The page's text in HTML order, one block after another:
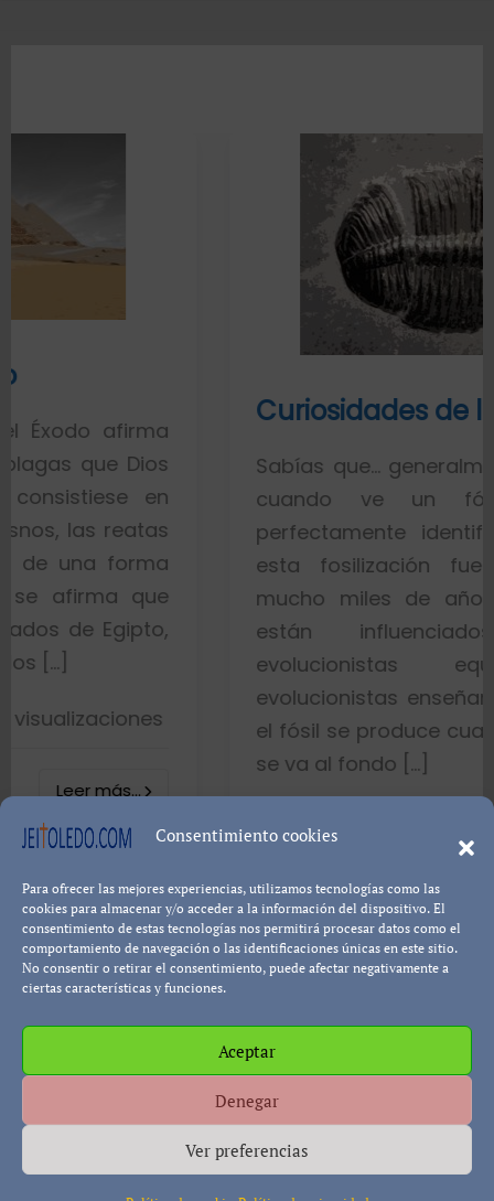
Consentimiento cookies
Para ofrecer las mejores experiencias, utilizamos tecnologías como las
cookies para almacenar y/o acceder a la información del dispositivo. El
consentimiento de estas tecnologías nos permitirá procesar datos como el
comportamiento de navegación o las identificaciones únicas en este sitio.
No consentir o retirar el consentimiento, puede afectar negativamente a
ciertas características y funciones.
Aceptar
Denegar
Ver preferencias
Curiosidades de los fósiles
Sabías que… generalmente toda la
cuando ve un fósil de un
perfectamente identificado piensa
esta fosilización fue un
mucho miles de años. Esto es
están influenciados por
evolucionistas equivocadas.
evolucionistas enseñan con
el fósil se produce cuando el pez
se va al fondo […]
Pablo Blanco Leer
Responsabilidad